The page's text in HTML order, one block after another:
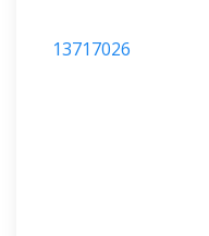
13717026